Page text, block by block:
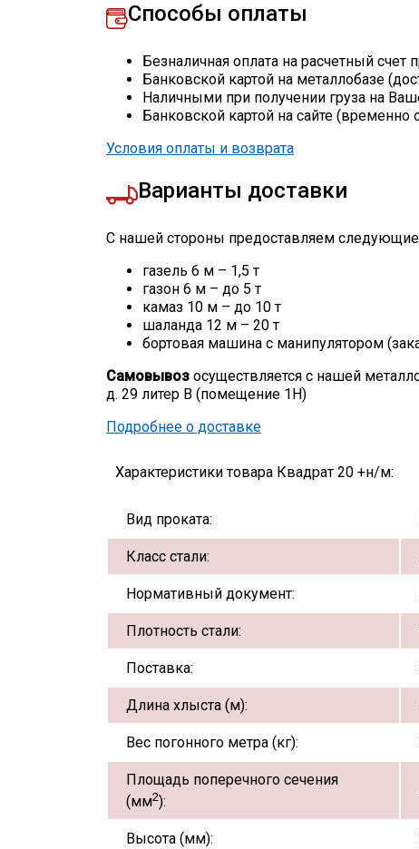
Способы оплаты
Безналичная оплата на расчетный счет
Банковской картой на металлобазе
Наличными при получении груза на
Банковской картой на сайте (временно
Условия оплаты и возврата
Варианты доставки
С нашей стороны предоставляем следующие
газель 6 м – 1,5 т
газон 6 м – до 5 т
камаз 10 м – до 10 т
шаланда 12 м – 20 т
бортовая машина с манипулятором
Самовывоз осуществляется с нашей
д. 29 литер В (помещение 1Н)
Подробнее о доставке
Характеристики товара Квадрат 20 +н/м:
Вид проката:
Класс стали:
Нормативный документ:
Плотность стали:
Поставка:
Длина хлыста (м):
Вес погонного метра (кг):
Площадь поперечного сечения
(мм2):
Высота (мм):